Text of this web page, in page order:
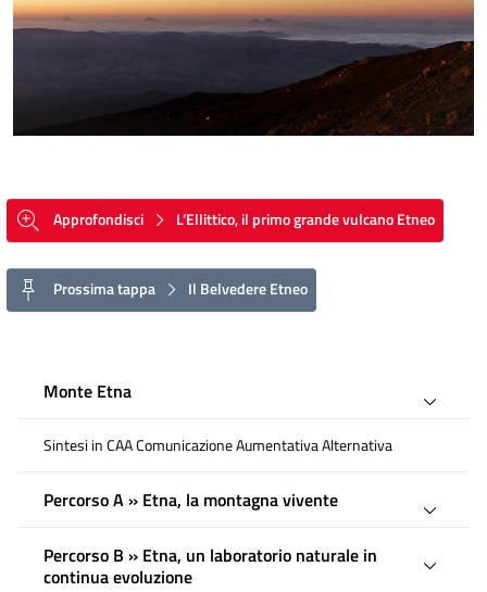
Approfondisci L’Ellittico, il primo grande vulcano Etneo
Prossima tappa Il Belvedere Etneo
Monte Etna
Sintesi in CAA Comunicazione Aumentativa Alternativa
Percorso A » Etna, la montagna vivente
Percorso B » Etna, un laboratorio naturale in
continua evoluzione